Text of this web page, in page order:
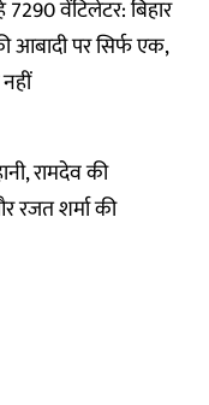
वेंटिलेटर: बिहार
आबादी पर सिर्फ एक,
रामदेव की
रजत शर्मा की